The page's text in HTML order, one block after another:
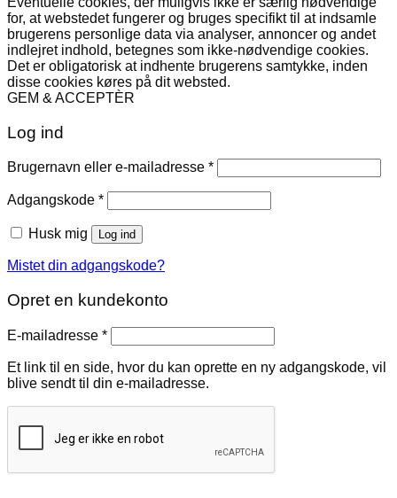
for, at webstedet fungerer og bruges specifikt til at indsamle
brugerens personlige data via analyser, annoncer og andet
indlejret indhold, betegnes som ikke-nødvendige cookies.
Det er obligatorisk at indhente brugerens samtykke, inden
disse cookies køres på dit websted.
GEM & ACCEPTÈR
Log ind
Brugernavn eller e-mailadresse *Påkrævet
Adgangskode *Påkrævet
Husk mig Log ind
Mistet din adgangskode?
Opret en kundekonto
E-mailadresse *Påkrævet
Et link til en side, hvor du kan oprette en ny adgangskode, vil
blive sendt til din e-mailadresse.